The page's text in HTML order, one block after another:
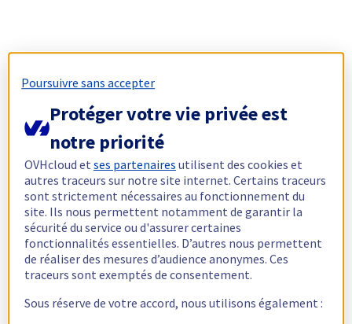
Poursuivre sans accepter
Protéger votre vie privée est
notre priorité
OVHcloud etses partenaires utilisent des cookies et
autres traceurs sur notre site internet. Certains traceurs
sont strictement nécessaires au fonctionnement du
site. Ils nous permettent notamment de garantir la
sécurité du service ou d'assurer certaines
fonctionnalités essentielles. D’autres nous permettent
de réaliser des mesures d’audience anonymes. Ces
traceurs sont exemptés de consentement.
Sous réserve de votre accord, nous utilisons également :